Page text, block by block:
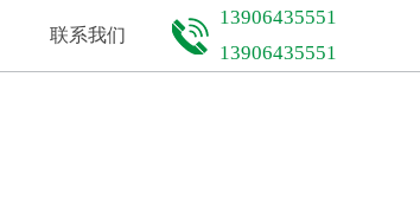
联系我们
13906435551
13906435551